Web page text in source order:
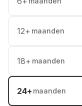
12+ maanden
18+ maanden
24+ maanden